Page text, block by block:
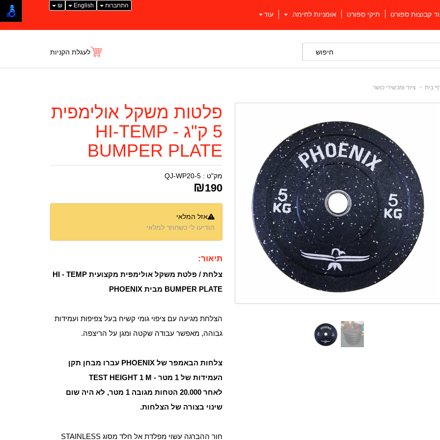
התחברות English
₪
קבוצות ספורט תיקי ספורט אומניות לחימה. עוד
חיפוש לעגלת הקניות
בית ציוד ומכשירי כושר.
פלטות משקל אולימפית
5 ק"ג - HI-TEMP
BUMPER PLATE
מק"ט : QJ-WP20-5
₪190
אזל המלאי
הודיעו לי כשחוזר למלאי
תיאור:
צלחת / פלטת משקל אולימפית מקצועית HI - TEMP
BUMPER PLATE מבית PHOENIX
הצלחת מגיעה עם ציפוי גומי קשיח בעל צפיפות ועמידות
גבוהה, מאפשר עבודה שקטה ומגן על הריצפה.
צלחות הבאמפר של PHOENIX עברו מבחן תקן
העמידות של 1 מטר - TEST HEIGHT 1 M
לאחר 20.000 הטחות מגובה 1 מטר, לא היה שום
שינוי בצורה של הצלחות.
חור ההברגה עשוי מפלדת אל חלד מסוג STAINLESS